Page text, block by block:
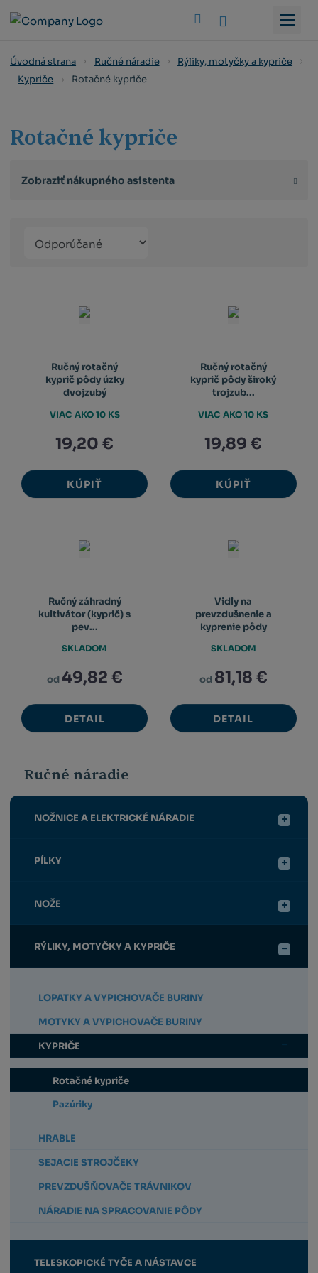
Úvodná strana Ručné náradie
Rýliky, motyčky a kypriče
Kypriče
Rotačné kypriče
Rotačné kypriče
Zobraziť nákupného asistenta
produktů
Ručný rotačný
kyprič pôdy úzky
dvojzubý
19,20 €
KÚPIŤ
VIAC AKO 10 KS
Ručný rotačný
kyprič pôdy široký
trojzub...
19,89 €
KÚPIŤ
VIAC AKO 10 KS
Ručný záhradný
kultivátor (kyprič) s
pev...
od49,82 €
DETAIL
SKLADOM
Vidly na
prevzdušnenie a
kyprenie pôdy
od 81,18 €
DETAIL
SKLADOM
Ručné náradie
NOŽNICE A ELEKTRICKÉ NÁRADIE
PÍLKY
NOŽE
RÝLIKY, MOTYČKY A KYPRIČE
LOPATKY A VYPICHOVAČE BURINY
MOTYKY A VYPICHOVAČE BURINY
KYPRIČE
Rotačné kypriče
Pazúriky
HRABLE
SEJACIE STROJČEKY
PREVZDUŠŇOVAČE TRÁVNIKOV
NÁRADIE NA SPRACOVANIE PÔDY
TELESKOPICKÉ TYČE A NÁSTAVCE